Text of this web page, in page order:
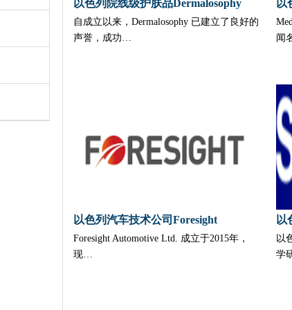
以色列院线级护肤品Dermalosophy
自成立以来，Dermalosophy 已建立了良好的
声誉，成功…
以
闻
以色列汽车技术公司Foresight
Foresight Automotive Ltd. 成立于2015年，
现…
以
以
学